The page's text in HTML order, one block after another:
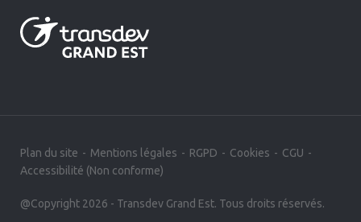
Plan du site Mentions légales RGPD Cookies
CGU
Accessibilité (Non conforme)
@Copyright 2026 - Transdev Grand Est. Tous droits réservés.